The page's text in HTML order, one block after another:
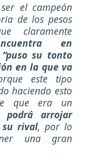
el campeón
de los pesos
claramente
en
“puso su tonto
en la que va
este tipo
haciendo esto
que era un
podrá arrojar
rival, por lo
una gran